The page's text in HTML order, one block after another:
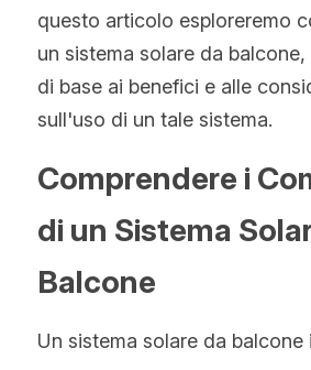
Tecnologia di shingled
Rumeno
Svezia
Greco
Norvegese
Russo
questo articolo esploreremo
un sistema solare da
di base ai benefici e alle
sull'uso di un tale sistema.
Comprendere i
di un Sistema
Balcone
Un sistema solare da balcone